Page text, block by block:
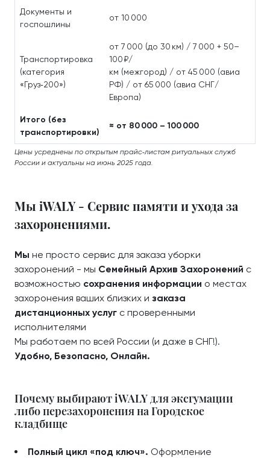
Документы и
госпошлины
от 10 000
Транспортировка
(категория
«Груз‑200»)
от 7 000 (до 30 км) / 7 000 + 50–
100 ₽/
км (межгород) / от 45 000 (авиа
РФ) / от 65 000 (авиа СНГ/
Европа)
Итого (без
транспортировки)
≈ от 80 000 – 100 000
Цены усреднены по открытым прайс‑листам ритуальных служб
России и актуальны на июнь 2025 года.
Мы iWALY - Сервис памяти и ухода за
захоронениями.
Мы не просто сервис для заказа уборки
захоронений - мы Семейный Архив Захоронений с
возможностью сохранения информации о местах
захоронения ваших близких и заказа
дистанционных услуг с проверенными
исполнителями
Мы работаем по всей России (и даже в СНГ!).
Удобно, Безопасно, Онлайн.
Почему выбирают iWALY для эксгумации
либо перезахоронения на Городское
кладбище
Полный цикл «под ключ». Оформление